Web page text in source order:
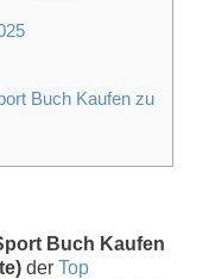
Buch Kaufen zu
Buch Kaufen
der Top